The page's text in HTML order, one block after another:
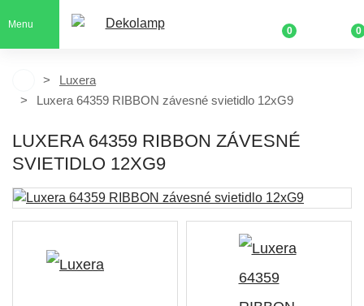
Menu
0 0
Luxera
Luxera 64359 RIBBON závesné svietidlo 12xG9
LUXERA 64359 RIBBON ZÁVESNÉ
SVIETIDLO 12XG9